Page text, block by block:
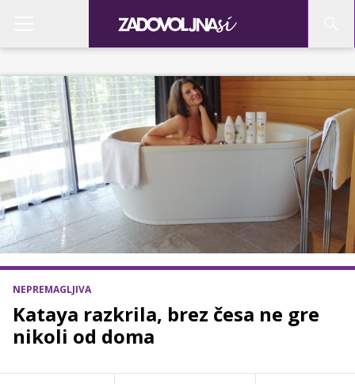
NEPREMAGLJIVA
Kataya razkrila, brez česa ne gre
nikoli od doma